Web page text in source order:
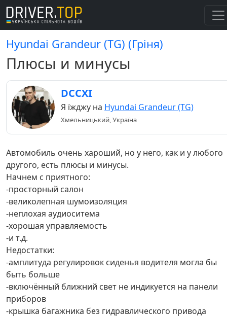
Hyundai Grandeur (TG) (Гріня)
Плюсы и минусы
DCCXI
Я їжджу на Hyundai Grandeur (TG)
Хмельницький, Україна
Автомобиль очень хароший, но у него, как и у любого
другого, есть плюсы и минусы.
Начнем с приятного:
-просторный салон
-великолепная шумоизоляция
-неплохая аудиоситема
-хорошая управляемость
-и т.д.
Недостатки:
-амплитуда регулировок сиденья водителя могла бы
быть больше
-включённый ближний свет не индикуется на панели
приборов
-крышка багажника без гидравлического привода